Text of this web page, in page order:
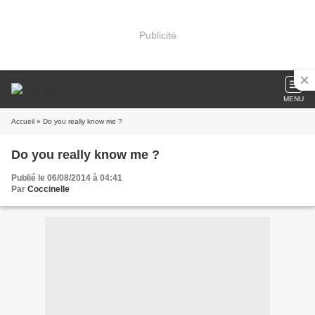
Publicité
MENU
Accueil » Do you really know me ?
Do you really know me ?
Publié le 06/08/2014 à 04:41
Par Coccinelle